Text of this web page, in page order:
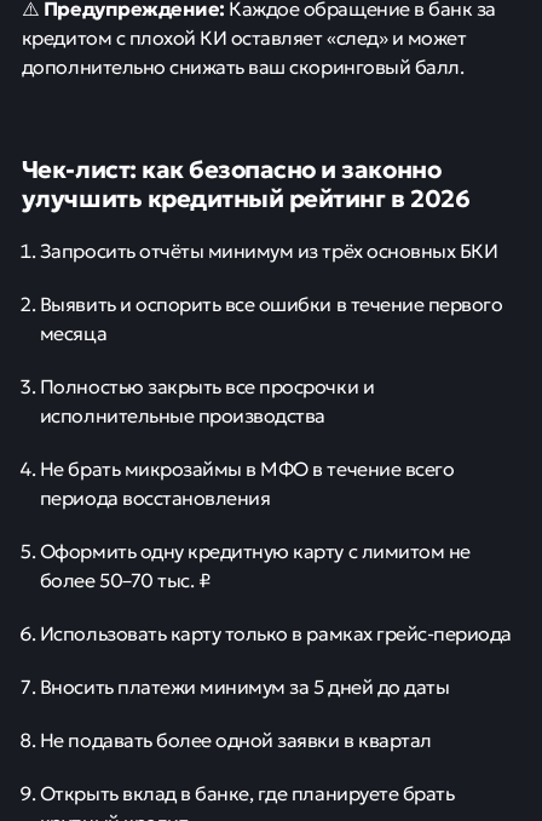
⚠️ Предупреждение: Каждое обращение в банк за
кредитом с плохой КИ оставляет «след» и может
дополнительно снижать ваш скоринговый балл.
Чек-лист: как безопасно и законно
улучшить кредитный рейтинг в 2026
Запросить отчёты минимум из трёх основных БКИ
Выявить и оспорить все ошибки в течение первого
месяца
Полностью закрыть все просрочки и
исполнительные производства
Не брать микрозаймы в МФО в течение всего
периода восстановления
Оформить одну кредитную карту с лимитом не
более 50–70 тыс. ₽
Использовать карту только в рамках грейс-периода
Вносить платежи минимум за 5 дней до даты
Не подавать более одной заявки в квартал
Открыть вклад в банке, где планируете брать